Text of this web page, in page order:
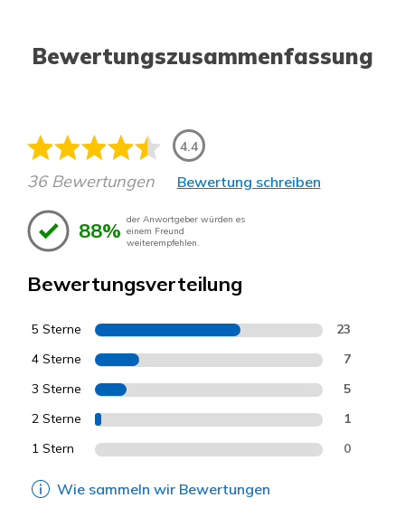
Bewertungszusammenfassung
4.4
36 Bewertungen Bewertung schreiben
88% der Anwortgeber würden es
einem Freund
weiterempfehlen.
Bewertungsverteilung
5 Sterne 23
4 Sterne 7
3 Sterne 5
2 Sterne 1
1 Stern 0
Wie sammeln wir Bewertungen